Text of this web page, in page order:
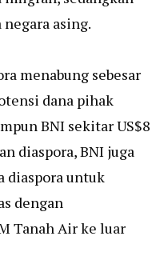
asing.
menabung sebesar
dana pihak
BNI sekitar US$8
diaspora, BNI juga
diaspora untuk
dengan
Tanah Air ke luar